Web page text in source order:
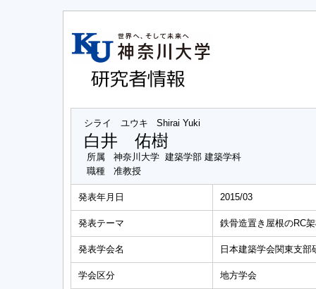
シライ ユウキ Shirai Yuki
白井 佑樹
所属
神奈川大学 建築学部 建築学科
職種
准教授
発表年月日 2015/03
発表テーマ 鉄骨造置き屋根のRC
発表学会名 日本建築学会関東支部
学会区分 地方学会